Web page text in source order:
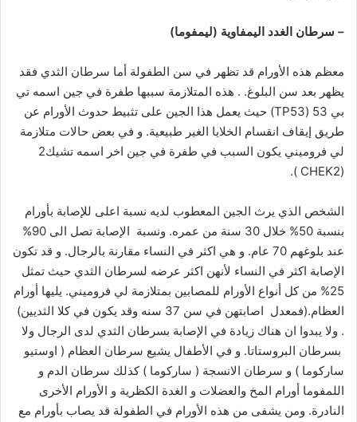
– سرطان الغدد اليمفاوية (ليمفوما)
معظم هذه الأورام قد تظهر في سن الطفولة أما سرطان الثدي فقد
يظهر بعد سن البلوغ. . هذه المتلازمة سببها طفرة في جين اسمه تي
بي 53 (TP53) حيث يعمل هذا الجين على تثبيط حدوث الأورام عن
طريق إيقاف انقسام الخلايا الغير طبيعية. و في بعض حالات متلازمة
لي فروميني يكون السبب في طفرة في جين اخر اسمه تشيك2
(CHEK2 ).
الشخص الذي يرث الجين المعطوب لديه نسبة اعلى للإصابة بأورام
بنسبة 50% خلال 30 سنة من عمره. ونسبة الإصابة تصل الى 90%
عند بلوغهم 70 عام. و هي اكثر في النساء مقارنة بالرجال. و قد تكون
الإصابة اكثر في النساء لأنهن اكثر عرضه لسرطان الثدي حيث تمثل
25% من كل أنواع الأورام للمصابين بمتلازمة لي فروميني. يليها أورام
العظام.(فمعدل اصابتهن في سن 37 سنه وقد يكون في كلا الثديين)
. ولا يبدوا ان هناك زيادة في الإصابة بسرطان الثدي لدى الرجال ولا
بسرطان البروستاتا. و في الأطفال يشيع سرطان العظام ( اوستيو
ساركوما ) و سرطان الانسجة ( ساركوما ) كذلك سرطان الدم و
اللمفوما أورام المخ والعضلات و الغدة الكظرية و الأورام الأخرى
النادرة. ومن يشفى من هذه الأورام في الطفولة قد يصاب بأورام مع